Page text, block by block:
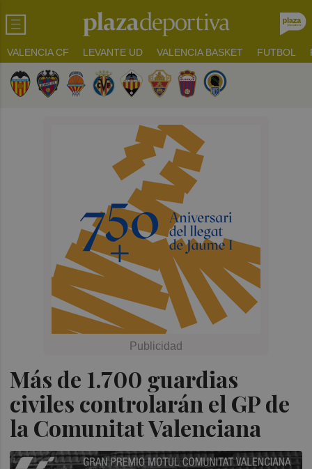
VALENCIA CF LEVANTE UD VALENCIA BASKET FUTBOL
Más de 1.700 guardias
civiles controlarán el GP de
la Comunitat Valenciana